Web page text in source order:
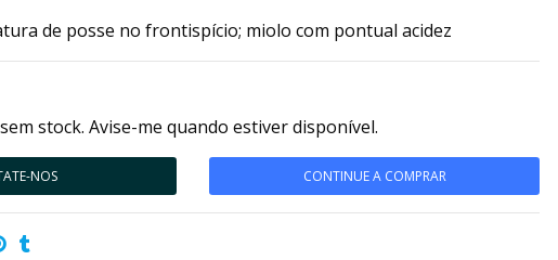
de posse no frontispício; miolo com pontual acidez
stock. Avise-me quando estiver disponível.
NOS CONTINUE A COMPRAR